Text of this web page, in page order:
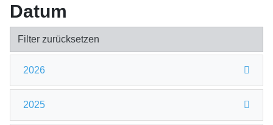
Datum
Filter zurücksetzen
2026
2025